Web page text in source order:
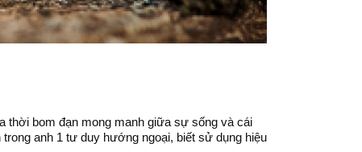
thời bom đạn mong manh giữa sự sống và cái
anh 1 tư duy hướng ngoại, biết sử dụng hiệu